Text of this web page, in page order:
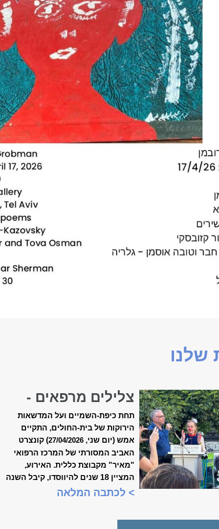
שלנו
צלילים מרפאים -
קונצרט האביב ה-18
של ״מאיר״
תחת כיפת-השמיים ועל המדשאות
הירוקות של בית-החולים, התקיים
אמש (יום שני, 27/04/2026) קונצרט
האביב המסורתי של המרכז הרפואי
"מאיר" מקבוצת כללית. האירוע,
המציין 18 שנים להיווסדו, קיבל השנה
משמעות מיוחדת, כשנכלל לראשונה
> לכתבה המלאה